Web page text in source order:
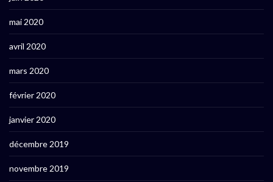
mai 2020
avril 2020
mars 2020
février 2020
janvier 2020
décembre 2019
novembre 2019